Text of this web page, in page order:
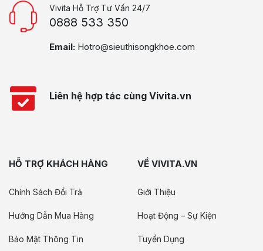
Vivita Hỗ Trợ Tư Vấn 24/7
0888 533 350
Email: Hotro@sieuthisongkhoe.com
Liên hệ hợp tác cùng Vivita.vn
HỖ TRỢ KHÁCH HÀNG
Chính Sách Đổi Trả
Hướng Dẫn Mua Hàng
Bảo Mật Thông Tin
VỀ VIVITA.VN
Giới Thiệu
Hoạt Động – Sự Kiện
Tuyển Dụng